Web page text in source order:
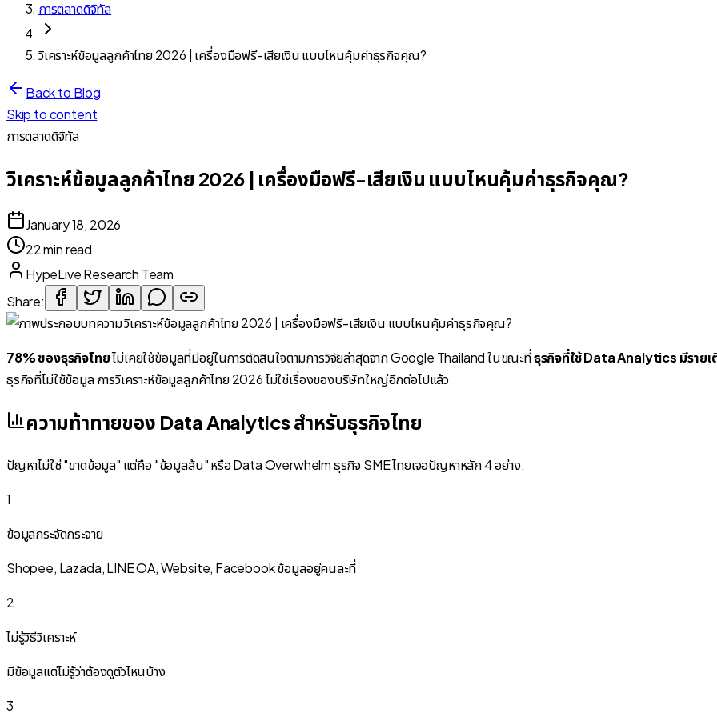
การตลาดดิจิทัล
วิเคราะห์ข้อมูลลูกค้าไทย 2026 | เครื่องมือฟรี-เสียเงิน แบบไหนคุ้มค่าธุรกิจคุณ?
Back to Blog
Skip to content
การตลาดดิจิทัล
วิเคราะห์ข้อมูลลูกค้าไทย 2026 | เครื่องมือฟรี-เสียเงิน แบบไหนคุ้มค่าธุรกิจคุณ?
January 18, 2026
22 min read
HypeLive Research Team
Share:
78% ของธุรกิจไทยไม่เคยใช้ข้อมูลที่มีอยู่ในการตัดสินใจตามการวิจัยล่าสุดจาก Google Thailand ในขณะที่ธุรกิจที่ใช้ Data Analytics มีรายเ
ธุรกิจที่ไม่ใช้ข้อมูล การวิเคราะห์ข้อมูลลูกค้าไทย 2026 ไม่ใช่เรื่องของบริษัทใหญ่อีกต่อไปแล้ว
ความท้าทายของ Data Analytics สำหรับธุรกิจไทย
ปัญหาไม่ใช่ "ขาดข้อมูล" แต่คือ "ข้อมูลล้น" หรือ Data Overwhelm ธุรกิจ SME ไทยเจอปัญหาหลัก 4 อย่าง:
1
ข้อมูลกระจัดกระจาย
Shopee, Lazada, LINE OA, Website, Facebook ข้อมูลอยู่คนละที่
2
ไม่รู้วิธีวิเคราะห์
มีข้อมูลแต่ไม่รู้ว่าต้องดูตัวไหนบ้าง
3